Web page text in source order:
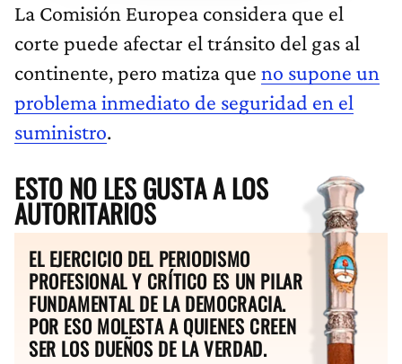
La Comisión Europea considera que el
corte puede afectar el tránsito del gas al
continente, pero matiza que no supone un
problema inmediato de seguridad en el
suministro.
ESTO NO LES GUSTA A LOS
AUTORITARIOS
EL EJERCICIO DEL PERIODISMO
PROFESIONAL Y CRÍTICO ES UN PILAR
FUNDAMENTAL DE LA DEMOCRACIA.
POR ESO MOLESTA A QUIENES CREEN
SER LOS DUEÑOS DE LA VERDAD.